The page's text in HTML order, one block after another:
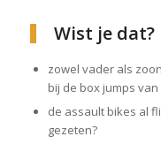
Wist je dat?
zowel vader als
bij de box jumps
de assault bikes al
gezeten?